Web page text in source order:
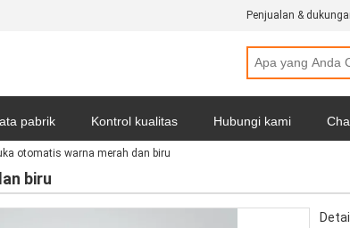
Penjualan &
pabrik Kontrol kualitas Hubungi kami
Semua Kasus
otomatis warna merah dan biru
biru